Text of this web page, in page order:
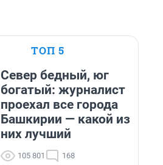
ТОП 5
Север бедный, юг
богатый: журналист
проехал все города
Башкирии — какой из
них лучший
105 801 168